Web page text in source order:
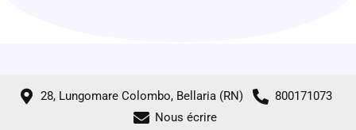
28, Lungomare Colombo, Bellaria (RN)
800171073
Nous écrire